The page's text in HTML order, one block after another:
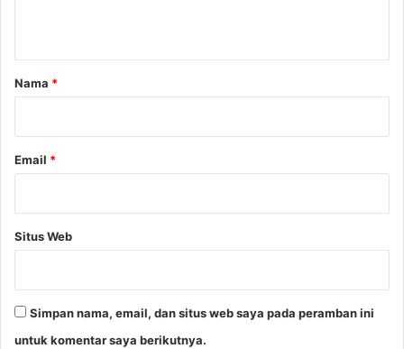
rNama *
Email *
Situs Web
Simpan nama, email, dan situs web saya pada peramban ini
untuk komentar saya berikutnya.